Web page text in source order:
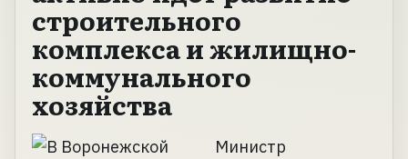
строительного
комплекса и жилищно-
коммунального
хозяйства
Министр